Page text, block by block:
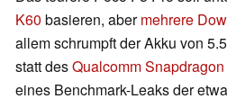
K60 basieren, abermehrere
allem schrumpft der Akku von
statt desQualcomm Snapdragon
eines Benchmark-Leaks der